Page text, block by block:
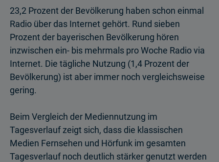
23,2 Prozent der Bevölkerung haben schon einmal
Radio über das Inter­net gehört. Rund sieben
Prozent der bayerischen Bevölkerung hören
inzwischen ein- bis mehrmals pro Woche Radio via
Internet. Die tägliche Nutzung (1,4 Prozent der
Bevölkerung) ist aber immer noch vergleichsweise
gering.
Beim Vergleich der Mediennutzung im
Tagesverlauf zeigt sich, dass die klassischen
Medien Fernsehen und Hörfunk im gesamten
Tagesverlauf noch deutlich stärker genutzt werden